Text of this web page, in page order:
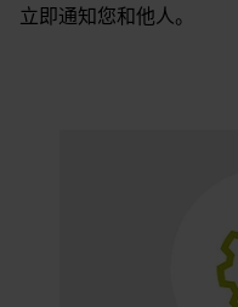
立即通知您和他人。